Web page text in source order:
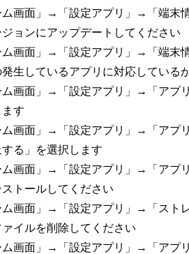
ム画面」→「設定アプリ」→「端末
ジョンにアップデートしてください
ム画面」→「設定アプリ」→「端末
生しているアプリに対応している
ム画面」→「設定アプリ」→「アプ
す
ム画面」→「設定アプリ」→「アプ
する」を選択します
ム画面」→「設定アプリ」→「アプ
ストールしてください
ム画面」→「設定アプリ」→「スト
ァイルを削除してください
ム画面」→「設定アプリ」→「アプ